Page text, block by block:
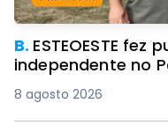
B. ESTEOESTE fez
independente no
8 agosto 2026